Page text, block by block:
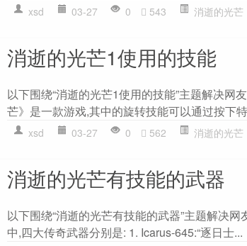
xsd 03-27 0 543 消逝的光芒
消逝的光芒1使用的技能
以下围绕“消逝的光芒1使用的技能”主题解决网
芒》是一款游戏,其中的旋转技能可以通过按下
xsd 03-27 0 562 消逝的光芒
消逝的光芒有技能的武器
以下围绕“消逝的光芒有技能的武器”主题解决
中,四大传奇武器分别是: 1. Icarus-645:“逐日士...